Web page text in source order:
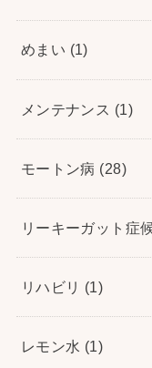
めまい (1)
メンテナンス (1)
モートン病 (28)
リーキーガット症
リハビリ (1)
レモン水 (1)